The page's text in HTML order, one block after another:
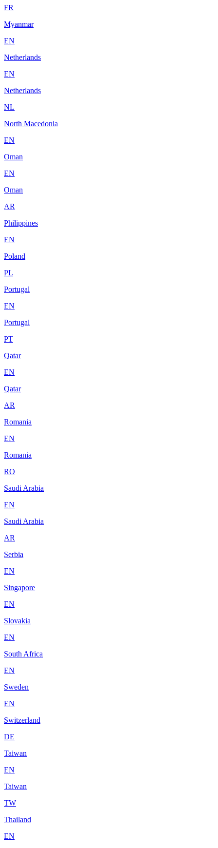
FR
Myanmar
EN
Netherlands
EN
Netherlands
NL
North Macedonia
EN
Oman
EN
Oman
AR
Philippines
EN
Poland
PL
Portugal
EN
Portugal
PT
Qatar
EN
Qatar
AR
Romania
EN
Romania
RO
Saudi Arabia
EN
Saudi Arabia
AR
Serbia
EN
Singapore
EN
Slovakia
EN
South Africa
EN
Sweden
EN
Switzerland
DE
Taiwan
EN
Taiwan
TW
Thailand
EN